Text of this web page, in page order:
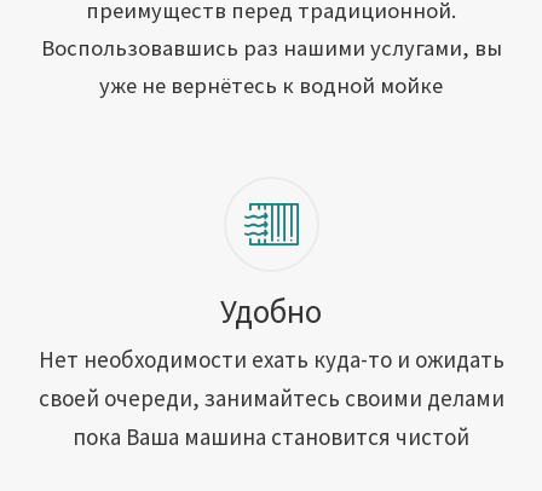
Сотрудничество
Вакансии
Адреса обслуживания
Контакты
преимуществ перед традиционной.
Воспользовавшись раз нашими услугами, вы
уже не вернётесь к водной мойке
Удобно
Нет необходимости ехать куда-то и ожидать
своей очереди, занимайтесь своими делами
пока Ваша машина становится чистой